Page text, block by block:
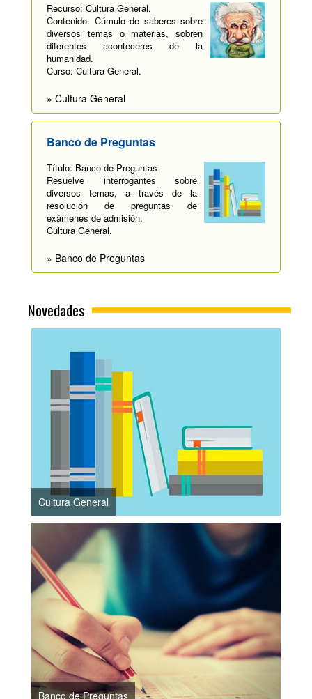
Recurso: Cultura General.
Contenido: Cúmulo de saberes sobre
diversos temas o materias, sobren
diferentes aconteceres de la
humanidad.
Curso: Cultura General.
» Cultura General
Banco de Preguntas
Título: Banco de Preguntas
Resuelve interrogantes sobre
diversos temas, a través de la
resolución de preguntas de
exámenes de admisión.
Cultura General.
» Banco de Preguntas
Novedades
Cultura General
Banco de Preguntas